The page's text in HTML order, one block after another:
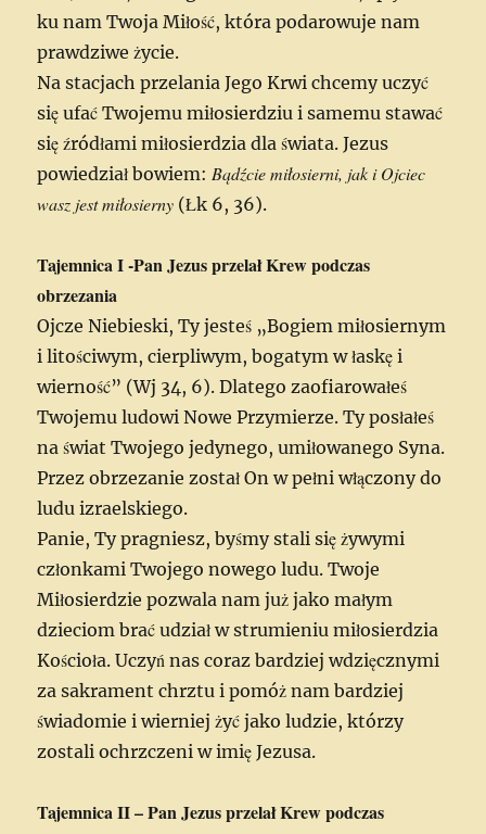
ku nam Twoja Miłość, która podarowuje nam
prawdziwe życie.
Na stacjach przelania Jego Krwi chcemy uczyć
się ufać Twojemu miłosierdziu i samemu stawać
się źródłami miłosierdzia dla świata. Jezus
powiedział bowiem: Bądźcie miłosierni, jak i Ojciec
wasz jest miłosierny (Łk 6, 36).
Tajemnica I -Pan Jezus przelał Krew podczas
obrzezania
Ojcze Niebieski, Ty jesteś „Bogiem miłosiernym
i litościwym, cierpliwym, bogatym w łaskę i
wierność” (Wj 34, 6). Dlatego zaofiarowałeś
Twojemu ludowi Nowe Przymierze. Ty posłałeś
na świat Twojego jedynego, umiłowanego Syna.
Przez obrzezanie został On w pełni włączony do
ludu izraelskiego.
Panie, Ty pragniesz, byśmy stali się żywymi
członkami Twojego nowego ludu. Twoje
Miłosierdzie pozwala nam już jako małym
dzieciom brać udział w strumieniu miłosierdzia
Kościoła. Uczyń nas coraz bardziej wdzięcznymi
za sakrament chrztu i pomóż nam bardziej
świadomie i wierniej żyć jako ludzie, którzy
zostali ochrzczeni w imię Jezusa.
Tajemnica II – Pan Jezus przelał Krew podczas